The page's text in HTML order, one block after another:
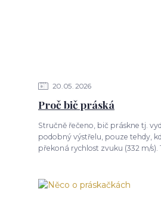
20 05 2026
Proč bič práská
Stručně řečeno, bič práskne tj.
podobný výstřelu, pouze tehdy,
překoná rychlost zvuku (332 m/s).